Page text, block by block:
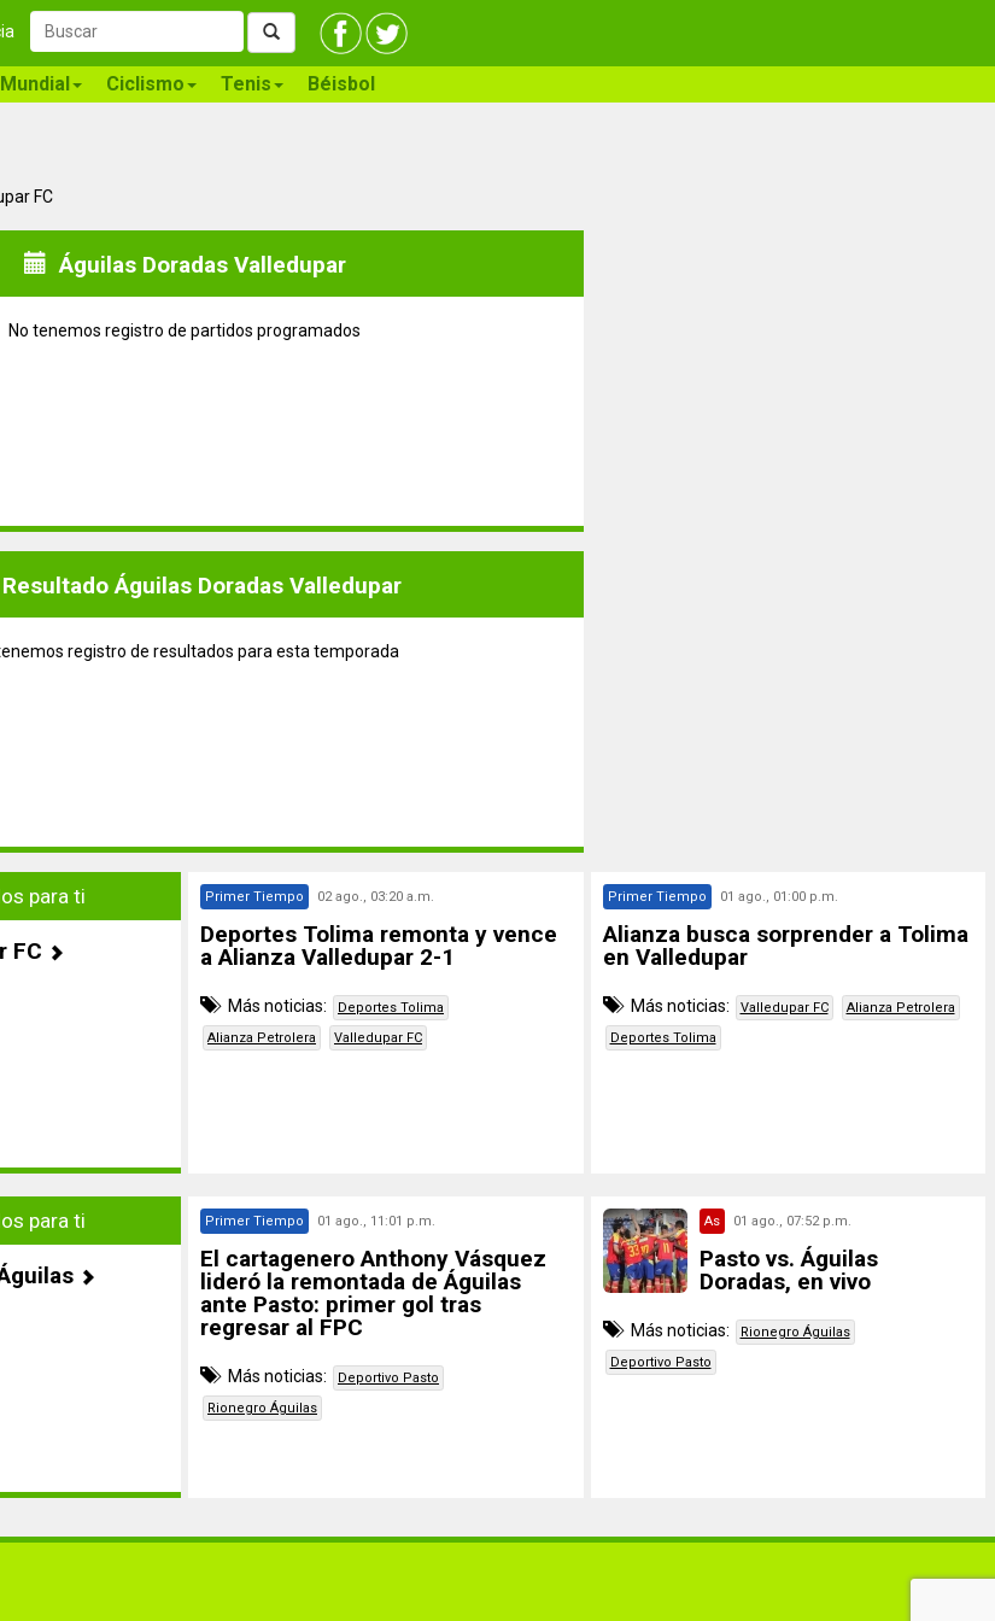
Ciclismo Tenis Béisbol
FC
Águilas Doradas Valledupar
No tenemos registro de partidos programados
Resultado Águilas Doradas Valledupar
registro de resultados para esta temporada
para ti
FC
Primer Tiempo 02 ago., 03:20 a.m.
Deportes Tolima remonta y vence
a Alianza Valledupar 2-1
Más noticias:
Deportes Tolima
Alianza Petrolera
Valledupar FC
Primer Tiempo 01 ago., 01:00 p.m.
Alianza busca sorprender a Tolima
en Valledupar
Más noticias: Valledupar FC
Alianza Petrolera
Deportes Tolima
para ti Primer Tiempo 01 ago., 11:01 p.m.
El cartagenero Anthony Vásquez
lideró la remontada de Águilas
ante Pasto: primer gol tras
regresar al FPC
Más noticias:
Deportivo Pasto
Rionegro Águilas
As 01 ago., 07:52 p.m.
Pasto vs. Águilas
Doradas, en vivo
Más noticias:
Rionegro Águilas
Deportivo Pasto